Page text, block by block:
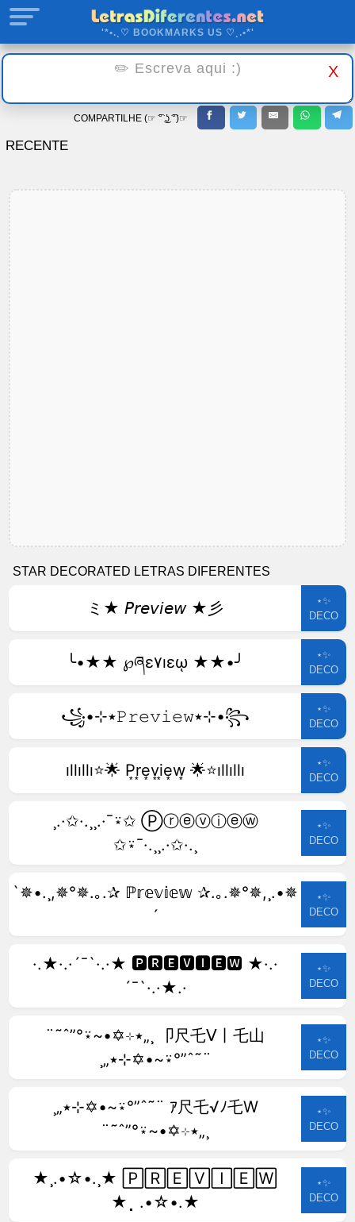
'*•.¸♡ BOOKMARKS US ♡¸.•*'
X
COMPARTILHE (☞ ͡° ͜ʖ ͡°)☞
RECENTE
STAR DECORATED LETRAS DIFERENTES
ミ★ 𝘗𝘳𝘦𝘷𝘪𝘦𝘸 ★彡
⋆✨
DECO
╰•★★ ℘ཞɛ۷ıɛῳ ★★•╯
⋆✨
DECO
꧁•⊹٭𝙿𝚛𝚎𝚟𝚒𝚎𝚠٭⊹•꧂
⋆✨
DECO
ıllıllı⭐🌟 P͙r͙e͙v͙i͙e͙w͙ 🌟⭐ıllıllı
⋆✨
DECO
¸.·✩·.¸¸.·¯⍣✩ Ⓟⓡⓔⓥⓘⓔⓦ
✩⍣¯·.¸¸.·✩·.¸
⋆✨
DECO
`✵•.¸,✵°✵.｡.✰ ℙ𝕣𝕖𝕧𝕚𝕖𝕨 ✰.｡.✵°✵,¸.•✵
´
⋆✨
DECO
·.★·.·´¯`·.·★ 🅿🆁🅴🆅🅸🅴🆆 ★·.·
´¯`·.·★.·
⋆✨
DECO
¨˜ˆ”°⍣~•✡⊹٭„¸ 卩尺乇ᐯ丨乇山
¸„٭⊹✡•~⍣°”ˆ˜¨
⋆✨
DECO
¸„٭⊹✡•~⍣°”ˆ˜¨ ｱ尺乇√ﾉ乇W
¨˜ˆ”°⍣~•✡⊹٭„¸
⋆✨
DECO
★¸.•☆•.¸★ 🄿🅁🄴🅅🄸🄴🅆
★⡀.•☆•.★
⋆✨
DECO